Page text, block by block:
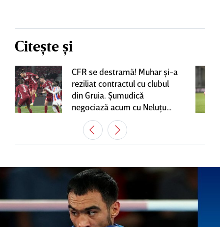
Citește și
CFR se destramă! Muhar şi-a
reziliat contractul cu clubul
din Gruia. Şumudică
negociază acum cu Neluţu
Varga, care mai are o
variantă pentru banca tehnică
| EXCLUSIV